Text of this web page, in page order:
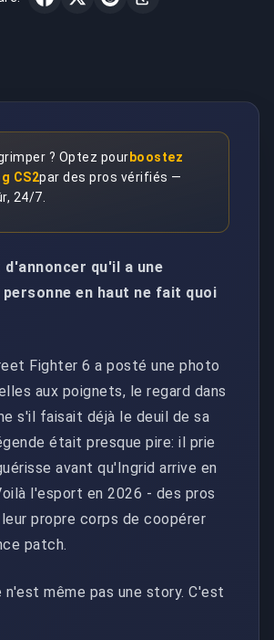
? Optez pourboostez
CS2par des pros vérifiés —
24/7.
d'annoncer qu'il a une
en haut ne fait quoi
Fighter 6 a posté une photo
aux poignets, le regard dans
s'il faisait déjà le deuil de sa
était presque pire: il prie
avant qu'Ingrid arrive en
l'esport en 2026 - des pros
propre corps de coopérer
patch.
n'est même pas une story. C'est